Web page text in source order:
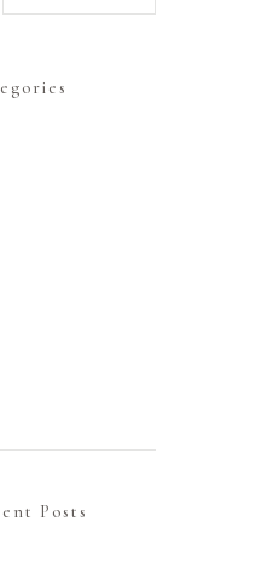
Posts